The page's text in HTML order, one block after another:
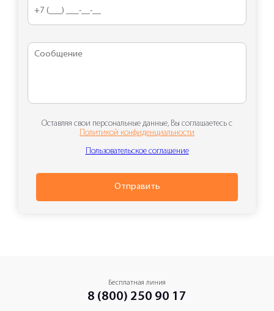
Оставляя свои персональные данные, Вы соглашаетесь с
Политикой конфиденциальности
Пользовательское соглашение
Отправить
Бесплатная линия
8 (800) 250 90 17